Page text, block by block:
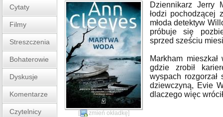
Cytaty
Filmy
Streszczenia
Bohaterowie
Dyskusje
Komentarze
Czytelnicy [ zmień okładkę]
Dziennikarz Jerry
łodzi pochodzącej
młoda detektyw
próbuje się
sprzed sześciu
Markham
gdzie zrobił
wyspach
dziewczyną, Evie
dlaczego więc